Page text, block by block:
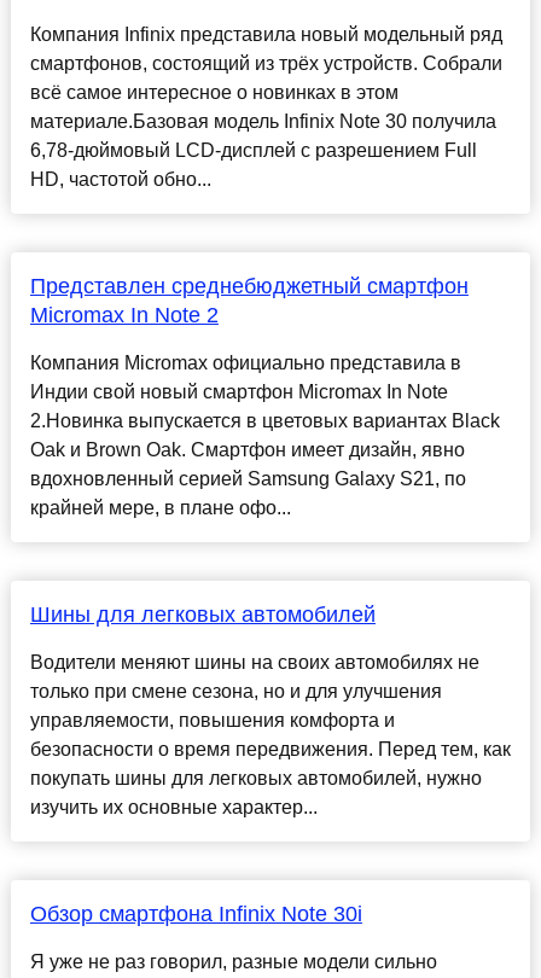
Компания Infinix представила новый модельный ряд
смартфонов, состоящий из трёх устройств. Собрали
всё самое интересное о новинках в этом
материале.Базовая модель Infinix Note 30 получила
6,78-дюймовый LCD-дисплей с разрешением Full
HD, частотой обно...
Представлен среднебюджетный смартфон
Micromax In Note 2
Компания Micromax официально представила в
Индии свой новый смартфон Micromax In Note
2.Новинка выпускается в цветовых вариантах Black
Oak и Brown Oak. Смартфон имеет дизайн, явно
вдохновленный серией Samsung Galaxy S21, по
крайней мере, в плане офо...
Шины для легковых автомобилей
Водители меняют шины на своих автомобилях не
только при смене сезона, но и для улучшения
управляемости, повышения комфорта и
безопасности о время передвижения. Перед тем, как
покупать шины для легковых автомобилей, нужно
изучить их основные характер...
Обзор смартфона Infinix Note 30i
Я уже не раз говорил, разные модели сильно